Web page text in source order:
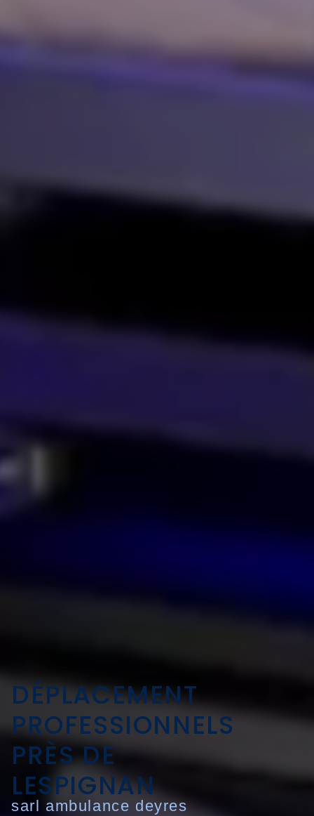
DÉPLACEMENT
PROFESSIONNELS
PRÈS DE
LESPIGNAN
sarl ambulance deyres